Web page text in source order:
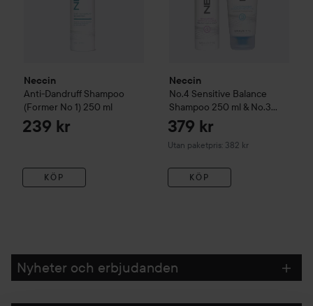
Neccin
Anti-Dandruff Shampoo
(Former No 1) 250 ml
239 kr
KÖP
Neccin
No.4 Sensitive Balance
Shampoo 250 ml & No.3
Dandruff Protector
Conditioner 200 ml
379 kr
Utan paketpris: 382 kr
KÖP
Nyheter och erbjudanden